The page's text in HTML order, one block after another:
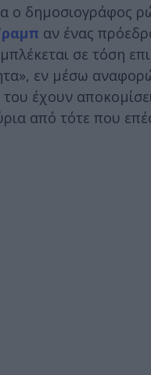
ο δημοσιογράφος
αν ένας
σε τόση
εν μέσω
του έχουν αποκομίσει
από τότε που